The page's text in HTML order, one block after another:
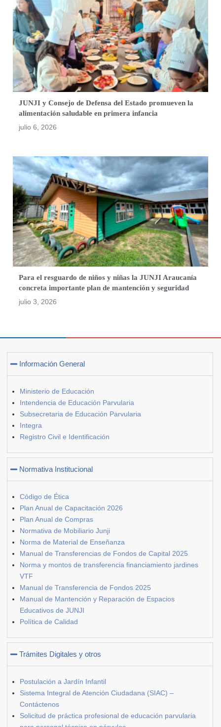
JUNJI y Consejo de Defensa del Estado promueven la
alimentación saludable en primera infancia
julio 6, 2026
Para el resguardo de niños y niñas la JUNJI Araucanía
concreta importante plan de mantención y seguridad
julio 3, 2026
Información General
Ministerio de Educación
Intendencia de Educación Parvularia
Subsecretaria de Educación Parvularia
Integra
Registro Civil e Identificación
Normativa Institucional
Código de Ética
Plan Anual de Capacitación 2026
Plan Anual de Compras
Normativa de Mobiliario Junji
Norma de Material de Enseñanza
Manual de Transferencias de Fondos de Capital 2025
Norma y montos de transferencia financiamiento jardines
VTF
Manual de Transferencia de Fondos 2025
Manual de Mantención y Reparación de Espacios
Educativos de JUNJI
Política de Calidad
Trámites Digitales y otros
Postulación a Jardín Infantil
Sistema Integral de Atención Ciudadana (SIAC) –
Contáctenos
Solicitud de práctica profesional de educación parvularia